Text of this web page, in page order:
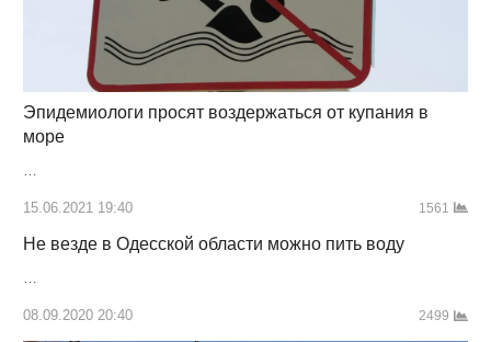
Эпидемиологи просят воздержаться от купания в
море
15.06.2021 19:40 1561
Не везде в Одесской области можно пить воду
…
08.09.2020 20:40 2499